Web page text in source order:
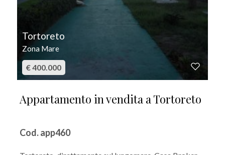
Tortoreto
Zona Mare
€ 400.000
Appartamento in vendita a Tortoreto
Cod. app460